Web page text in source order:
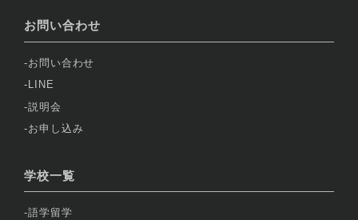
お問い合わせ
お問い合わせ
LINE
説明会
お申し込み
学校一覧
語学留学